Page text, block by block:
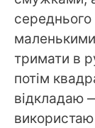
тримати в
потім
відкладаю